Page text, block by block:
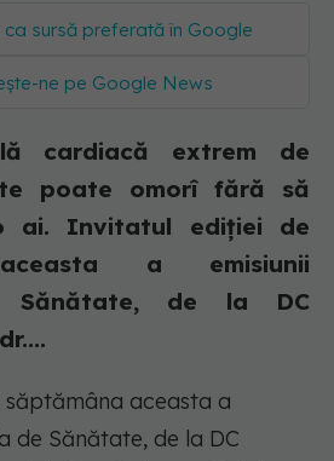
sursă preferată în Google
ne pe Google News
cardiacă extrem de
poate omorî fără să
ai. Invitatul ediției de
a emisiunii
Sănătate, de la DC
aceasta a
de Sănătate, de la DC